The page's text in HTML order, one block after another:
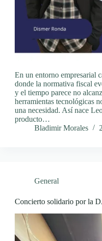
En un entorno empresarial
donde la normativa fiscal
y el tiempo parece no
herramientas tecnológicas
una necesidad. Así nace
producto…
Bladimir Morales
General
Concierto solidario por la